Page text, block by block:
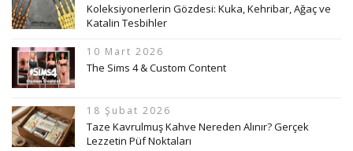
Koleksiyonerlerin Gözdesi: Kuka, Kehribar, Ağaç ve
Katalin Tesbihler
10 Mart 2026
The Sims 4 & Custom Content
18 Şubat 2026
Taze Kavrulmuş Kahve Nereden Alınır? Gerçek
Lezzetin Püf Noktaları